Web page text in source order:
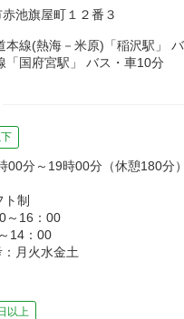
池旗屋町１２番３
本線(熱海－米原)「稲沢駅」
「国府宮駅」 バス・車10分
00分～19時00分（休憩180
ト制
～16：00
14：00
月火水金土
以上